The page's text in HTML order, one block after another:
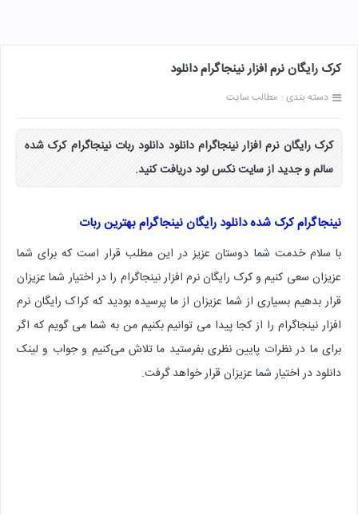
کرک رایگان نرم افزار نینجاگرام دانلود
دسته بندی : مطالب سایت
کرک رایگان نرم افزار نینجاگرام دانلود دانلود ربات نینجاگرام کرک شده
سالم و جدید از سایت نکس لود دریافت کنید.
نینجاگرام کرک شده دانلود رایگان نینجاگرام بهترین ربات
با سلام خدمت شما دوستان عزیز در این مطلب قرار است که برای شما
عزیزان سعی کنیم و کرک رایگان نرم افزار نینجاگرام را در اختیار شما عزیزان
قرار بدهیم بسیاری از شما عزیزان از ما پرسیده بودید که کراک رایگان نرم
افزار نینجاگرام را از کجا پیدا می توانیم بکنیم من به شما می گویم که اگر
برای ما در نظرات پایین نظری بفرستید ما تلاش می‌کنیم و جواب و لینک
دانلود در اختیار شما عزیزان قرار خواهد گرفت.